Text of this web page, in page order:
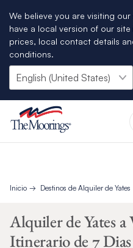
We believe you are visiting
have a local version of our
prices, local contact details
conditions.
Inicio Destinos de Alquiler de Yates
Alquiler de Yates a
Itinerario de 7 Dias